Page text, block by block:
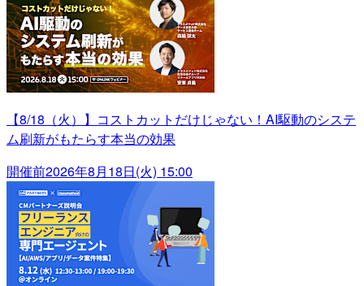
【8/18（火）】コストカットだけじゃない！AI駆動のシステ
ム刷新がもたらす本当の効果
開催前2026年8月18日(火) 15:00